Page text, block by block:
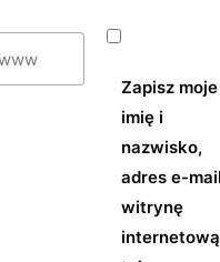
Zapisz moje
imię i
nazwisko,
adres e-
witrynę